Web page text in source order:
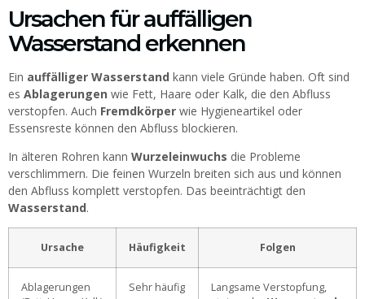
Ursachen für auffälligen
Wasserstand erkennen
Ein auffälliger Wasserstand kann viele Gründe haben. Oft sind
es Ablagerungen wie Fett, Haare oder Kalk, die den Abfluss
verstopfen. Auch Fremdkörper wie Hygieneartikel oder
Essensreste können den Abfluss blockieren.
In älteren Rohren kann Wurzeleinwuchs die Probleme
verschlimmern. Die feinen Wurzeln breiten sich aus und können
den Abfluss komplett verstopfen. Das beeinträchtigt den
Wasserstand.
Ursache Häufigkeit Folgen
Ablagerungen
Sehr häufig
Langsame Verstopfung,